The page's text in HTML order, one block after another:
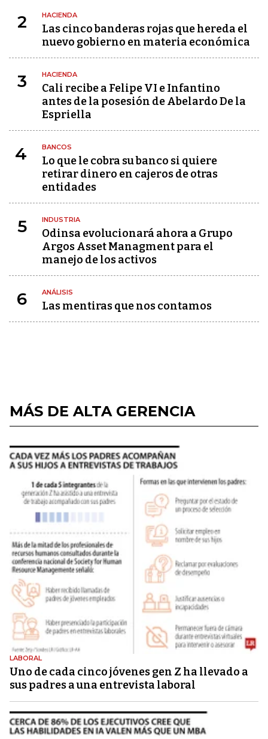
2 HACIENDA
Las cinco banderas rojas que hereda el
nuevo gobierno en materia económica
3 HACIENDA
Cali recibe a Felipe VI e Infantino
antes de la posesión de Abelardo De la
Espriella
4 BANCOS
Lo que le cobra su banco si quiere
retirar dinero en cajeros de otras
entidades
5 INDUSTRIA
Odinsa evolucionará ahora a Grupo
Argos Asset Managment para el
manejo de los activos
6 ANÁLISIS
Las mentiras que nos contamos
MÁS DE ALTA GERENCIA
LABORAL
Uno de cada cinco jóvenes gen Z ha llevado a
sus padres a una entrevista laboral